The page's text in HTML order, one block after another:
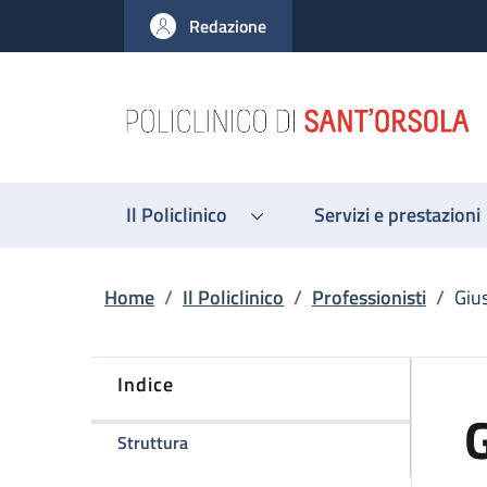
al contenuto principale
to footer content
Redazione
Il Policlinico Servizi e prestazioni
Briciole di pane
Home / Il Policlinico / Professionisti /
Indice
Strutturadella pagina Giuseppe Gallo